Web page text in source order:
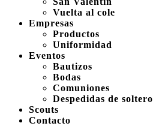
Vuelta al cole
Empresas
Productos
Uniformidad
Eventos
Bautizos
Bodas
Comuniones
Despedidas de soltero
Scouts
Contacto